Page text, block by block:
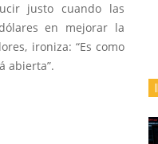
justo cuando las
en mejorar la
ironiza: “Es como
abierta”.